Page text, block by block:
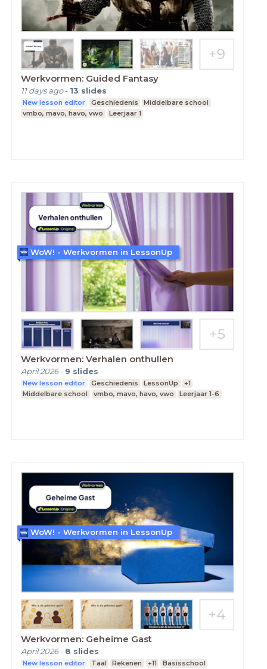
Werkvormen: Guided Fantasy
11 days ago- 13 slides
New lesson editor Geschiedenis
Middelbare school
vmbo, mavo, havo, vwo
Leerjaar 1
Werkvormen: Verhalen onthullen
April 2026- 9 slides
New lesson editor Geschiedenis LessonUp
+1
Middelbare school
vmbo, mavo, havo, vwo Leerjaar 1-6
WoW! - Werkvormen in LessonUp
Werkvormen: Geheime Gast
April 2026- 8 slides
New lesson editor Taal Rekenen +11
Basisschool
WoW! - Werkvormen in LessonUp